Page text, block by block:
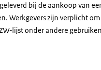
bij de aankoop van
Werkgevers zijn verplicht om
lijst onder andere